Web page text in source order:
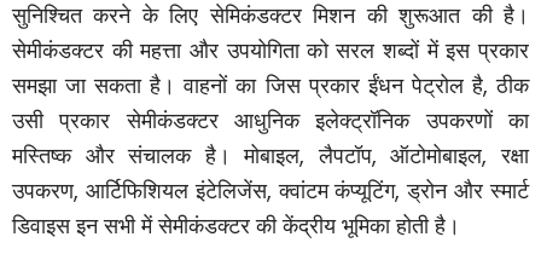
सुनिश्चित करने के लिए सेमिकंडक्टर मिशन की शुरूआत की है।
सेमीकंडक्टर की महत्ता और उपयोगिता को सरल शब्दों में इस प्रकार
समझा जा सकता है। वाहनों का जिस प्रकार ईंधन पेट्रोल है,ठीक
उसी प्रकार सेमीकंडक्टर आधुनिक इलेक्ट्रॉनिक उपकरणों का
मस्तिष्क और संचालक है। मोबाइल,लैपटॉप,ऑटोमोबाइल,रक्षा
उपकरण, आर्टिफिशियल इंटेलिजेंस,क्वांटम कंप्यूटिंग,ड्रोन और स्मार्ट
डिवाइस इन सभी में सेमीकंडक्टर की केंद्रीय भूमिका होती है।